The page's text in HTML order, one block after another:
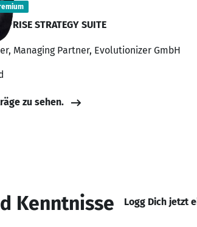
STRATEGY SUITE
Managing Partner, Evolutionizer GmbH
zu sehen.
Kenntnisse Logg Dich jetzt